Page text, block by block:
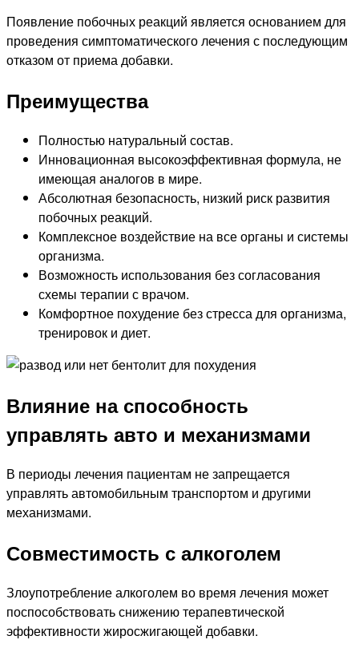
Появление побочных реакций является основанием для
проведения симптоматического лечения с последующим
отказом от приема добавки.
Преимущества
Полностью натуральный состав.
Инновационная высокоэффективная формула, не
имеющая аналогов в мире.
Абсолютная безопасность, низкий риск развития
побочных реакций.
Комплексное воздействие на все органы и системы
организма.
Возможность использования без согласования
схемы терапии с врачом.
Комфортное похудение без стресса для организма,
тренировок и диет.
Влияние на способность
управлять авто и механизмами
В периоды лечения пациентам не запрещается
управлять автомобильным транспортом и другими
механизмами.
Совместимость с алкоголем
Злоупотребление алкоголем во время лечения может
поспособствовать снижению терапевтической
эффективности жиросжигающей добавки.